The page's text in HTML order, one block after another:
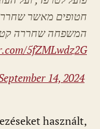
חטופים מאשר שחרר
המשפחה שחררה
5fZMLwdz2G
14, 2024
használt,